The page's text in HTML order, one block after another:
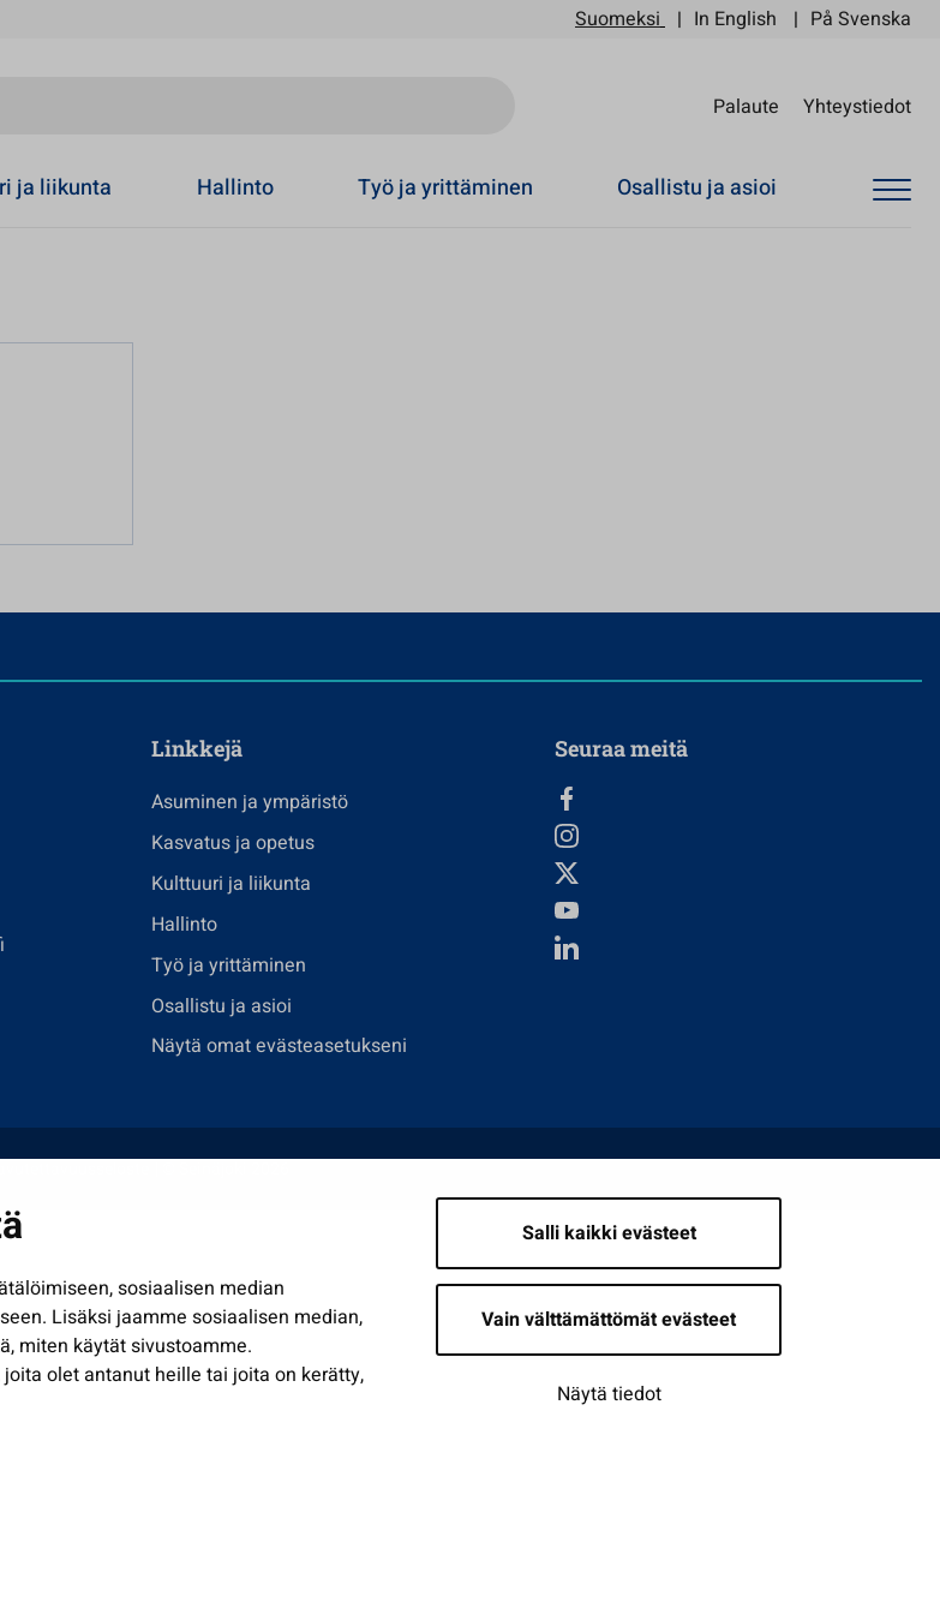
sosiaalisen median
Lisäksi jaamme sosiaalisen median,
miten käytät sivustoamme.
olet antanut heille tai joita on kerätty,
Salli kaikki evästeet
Vain välttämättömät evästeet
Näytä tiedot
Suomeksi In English På Svenska
Palaute Yhteystiedot
ja liikunta Hallinto Työ ja yrittäminen Osallistu ja asioi
Linkkejä
Asuminen ja ympäristö
Kasvatus ja opetus
Kulttuuri ja liikunta
Hallinto
Työ ja yrittäminen
Osallistu ja asioi
Näytä omat evästeasetukseni
Seuraa meitä